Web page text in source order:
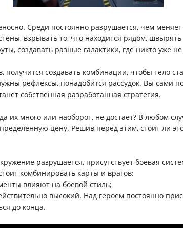
Среди постоянно разрушается, чем
взрывать то, что находится рядом,
создавать разные галактики, где никто уже
получится создавать комбинации, чтобы тело
рефлексы, понадобится рассудок. Вы сами
собственная разработанная стратегия.
их много или наоборот, не достает? В любом
цену. Решив перед этим, стоит ли
разрушается, присутствует боевая
комбинировать карты и врагов;
влияют на боевой стиль;
высокий. Над героем постоянно
до конца.